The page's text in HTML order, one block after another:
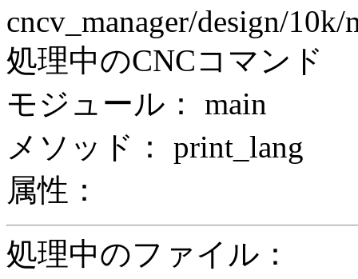
cncv_manager/design/10k/
処理中のCNCコマンド
モジュール： main
メソッド： print_lang
属性：
処理中のファイル：